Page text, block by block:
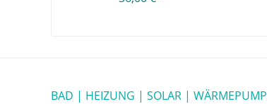
BAD | HEIZUNG | SOLAR |